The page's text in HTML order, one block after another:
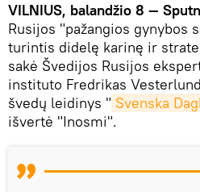
VILNIUS, balandžio 8 —
Rusijos "pažangios gynybos
turintis didelę karinę ir
sakė Švedijos Rusijos
instituto Fredrikas
švedų leidinys " Svenska
išvertė "Inosmi".